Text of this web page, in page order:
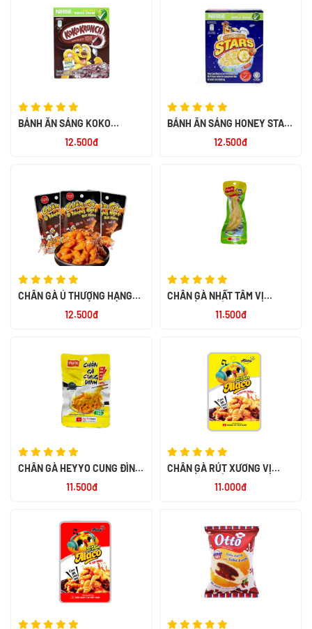
BÁNH ĂN SÁNG KOKO
12.500đ
BÁNH ĂN SÁNG HONEY STAR
12.500đ
CHÂN GÀ Ủ THƯỢNG HẠNG
12.500đ
CHÂN GÀ NHẤT TÂM VỊ
11.500đ
CHÂN GÀ HEYYO CUNG ĐÌNH
11.500đ
CHÂN GÀ RÚT XƯƠNG VỊ
11.000đ